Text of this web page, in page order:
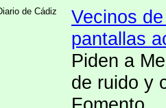
de Cádiz
Vecinos
pantallas
Piden a
de ruido y